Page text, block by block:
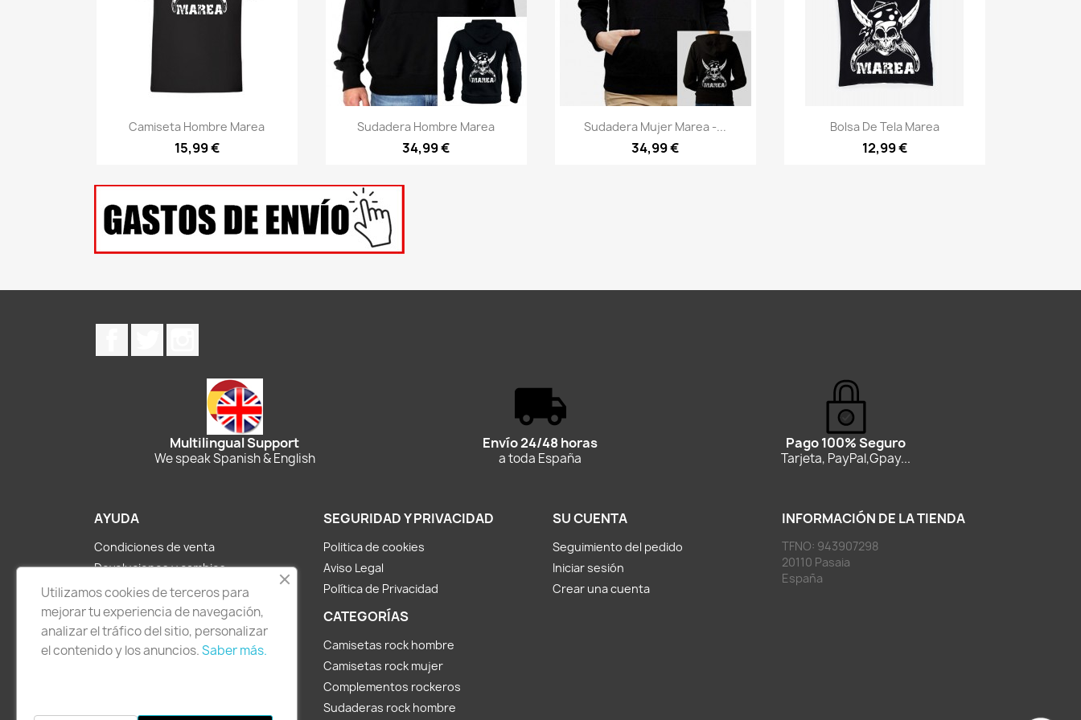
Vista rápida
Camiseta Hombre Marea
15,99 €
Vista rápida
Sudadera Hombre Marea
34,99 €
Vista rápida
Sudadera Mujer Marea -...
34,99 €
Vista rápida
Bolsa De Tela Marea
12,99 €
Multilingual Support
We speak Spanish & English
Envío 24/48 horas
a toda España
Pago 100% Seguro
Tarjeta, PayPal,Gpay...
AYUDA
Condiciones de venta
Devoluciones y cambios
Métodos de pago y envíos
Sobre nosotros
Contacto
SEGURIDAD Y PRIVACIDAD
Politica de cookies
Aviso Legal
Política de Privacidad
CATEGORÍAS
Camisetas rock hombre
Camisetas rock mujer
Complementos rockeros
Sudaderas rock hombre
SU CUENTA
Seguimiento del pedido
Iniciar sesión
Crear una cuenta
INFORMACIÓN DE LA TIENDA
TFNO: 943907298
20110 Pasaia
España
Utilizamos cookies de terceros para
mejorar tu experiencia de navegación,
analizar el tráfico del sitio, personalizar
el contenido y los anuncios.Saber más.